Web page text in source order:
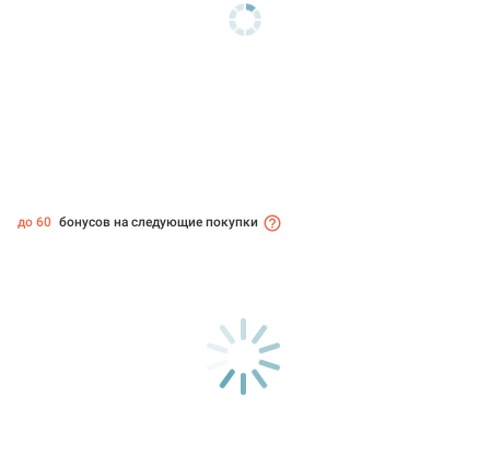
до 60 бонусов на следующие покупки